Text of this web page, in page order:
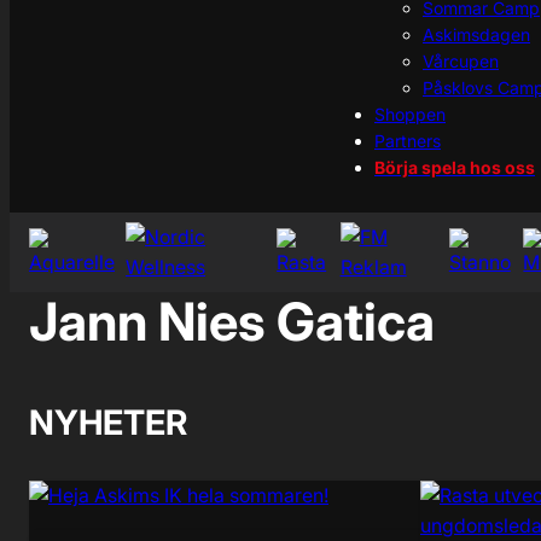
Sommar Camp
Askimsdagen
Vårcupen
Påsklovs
Shoppen
Partners
Börja spela hos oss
Jann Nies Gatica
NYHETER